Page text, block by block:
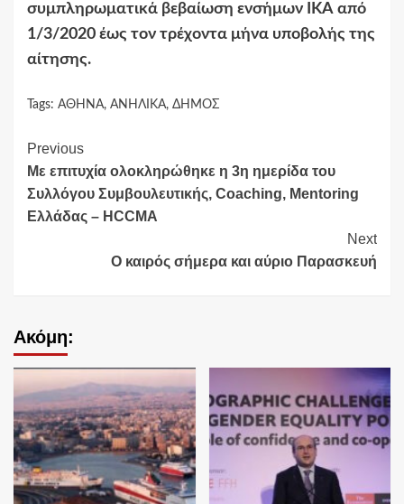
συμπληρωματικά βεβαίωση ενσήμων ΙΚΑ από
1/3/2020 έως τον τρέχοντα μήνα υποβολής της
αίτησης.
Tags: ΑΘΗΝΑ, ΑΝΗΛΙΚΑ, ΔΗΜΟΣ
Continue
Reading
Previous
Με επιτυχία ολοκληρώθηκε η 3η ημερίδα του
Συλλόγου Συμβουλευτικής, Coaching, Mentoring
Ελλάδας – HCCMA
Next
Ο καιρός σήμερα και αύριο Παρασκευή
Ακόμη: